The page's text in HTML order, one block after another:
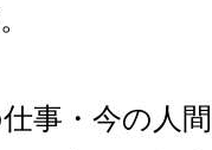
事・今の人